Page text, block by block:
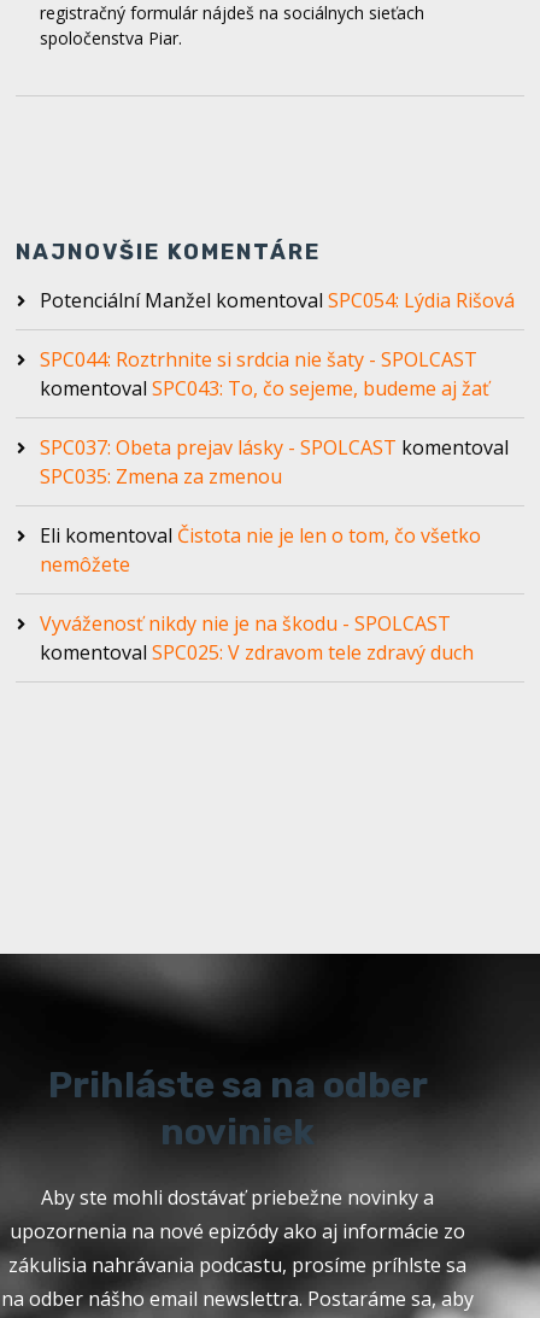
registračný formulár nájdeš na sociálnych sieťach
spoločenstva Piar.
NAJNOVŠIE KOMENTÁRE
Potenciální Manžel komentovalSPC054: Lýdia Rišová
SPC044: Roztrhnite si srdcia nie šaty - SPOLCAST
komentovalSPC043: To, čo sejeme, budeme aj žať
SPC037: Obeta prejav lásky - SPOLCAST komentoval
SPC035: Zmena za zmenou
Eli komentoval Čistota nie je len o tom, čo všetko
nemôžete
Vyváženosť nikdy nie je na škodu - SPOLCAST
komentovalSPC025: V zdravom tele zdravý duch
Prihláste sa na odber
noviniek
Aby ste mohli dostávať priebežne novinky a
upozornenia na nové epizódy ako aj informácie zo
zákulisia nahrávania podcastu, prosíme príhlste sa
na odber nášho email newslettra. Postaráme sa, aby